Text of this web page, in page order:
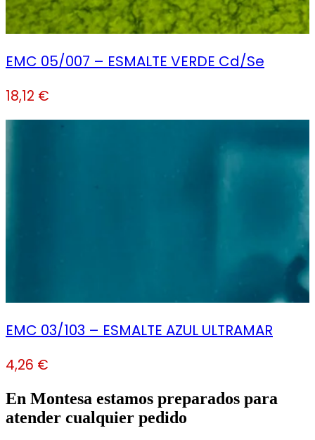
EMC 05/007 – ESMALTE VERDE Cd/Se
18,12 €
EMC 03/103 – ESMALTE AZUL ULTRAMAR
4,26 €
En Montesa estamos preparados para
atender cualquier pedido